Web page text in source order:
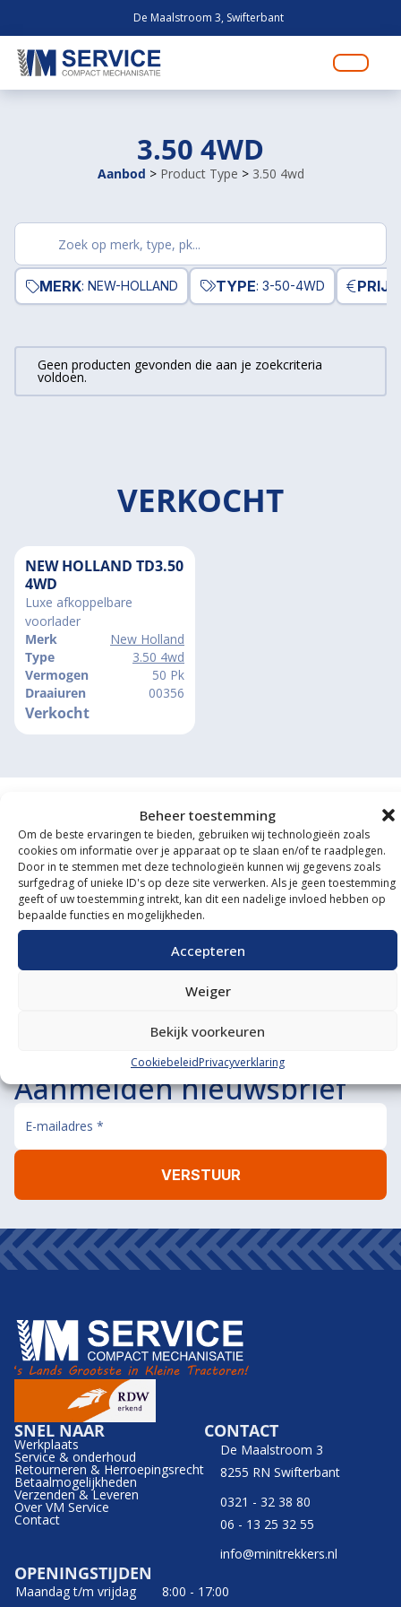
Beheer toestemming
Om de beste ervaringen te bieden, gebruiken wij technologieën zoals
cookies om informatie over je apparaat op te slaan en/of te raadplegen.
Door in te stemmen met deze technologieën kunnen wij gegevens zoals
surfgedrag of unieke ID's op deze site verwerken. Als je geen toestemming
geeft of uw toestemming intrekt, kan dit een nadelige invloed hebben op
bepaalde functies en mogelijkheden.
Accepteren
Weiger
Bekijk voorkeuren
CookiebeleidPrivacyverklaring
De Maalstroom 3, Swifterbant
3.50 4WD
Aanbod > Product Type > 3.50 4wd
producten
MERK: NEW-HOLLAND TYPE: 3-50-4WD PRIJS
Geen producten gevonden die aan je zoekcriteria
voldoen.
VERKOCHT
NEW HOLLAND TD3.50
4WD
Luxe afkoppelbare
voorlader
Merk
New Holland
Type
3.50 4wd
Vermogen
50 Pk
Draaiuren
00356
Verkocht
Onze showroom
bezoeken?
De koffie staat klaar!
BEL ONS MAIL ONS
Aanmelden nieuwsbrief
SNEL NAAR
Werkplaats
Service & onderhoud
Retourneren & Herroepingsrecht
Betaalmogelijkheden
Verzenden & Leveren
Over VM Service
Contact
CONTACT
De Maalstroom 3
8255 RN Swifterbant
0321 - 32 38 80
06 - 13 25 32 55
info@minitrekkers.nl
OPENINGSTIJDEN
Maandag t/m vrijdag 8:00 - 17:00